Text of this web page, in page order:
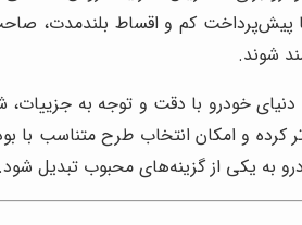
پیش‌پرداخت کم و اقساط بلندمدت،
شوند.
خودرو با دقت و توجه به
کرده و امکان انتخاب طرح متناسب
به یکی از گزینه‌های محبوب تبدیل شود.